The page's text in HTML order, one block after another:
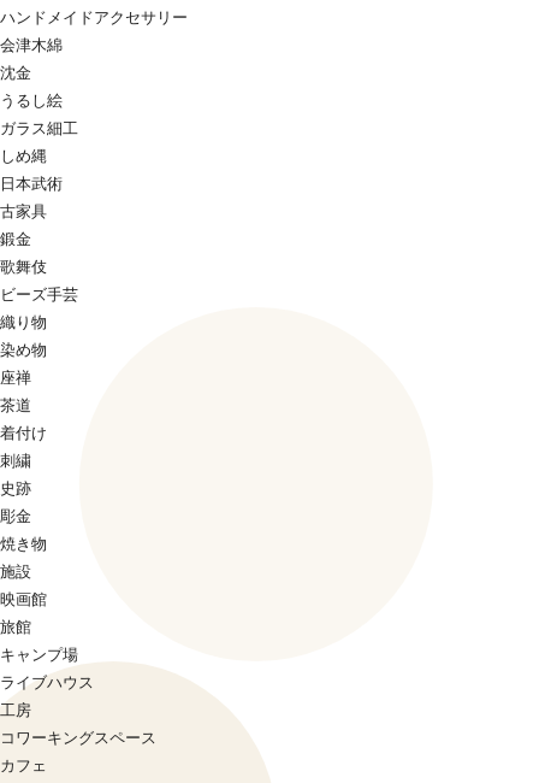
ハンドメイドアクセサリー
会津木綿
沈金
うるし絵
ガラス細工
しめ縄
日本武術
古家具
鍛金
歌舞伎
ビーズ手芸
織り物
染め物
座禅
茶道
着付け
刺繍
史跡
彫金
焼き物
施設
映画館
旅館
キャンプ場
ライブハウス
工房
コワーキングスペース
カフェ